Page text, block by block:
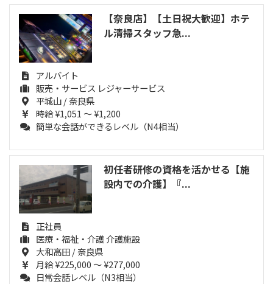
【奈良店】【土日祝大歓迎】ホテ
ル清掃スタッフ急...
アルバイト
販売・サービス レジャーサービス
平城山 / 奈良県
時給 ¥1,051 ～ ¥1,200
簡単な会話ができるレベル（N4相当）
初任者研修の資格を活かせる【施
設内での介護】『...
正社員
医療・福祉・介護 介護施設
大和高田 / 奈良県
月給 ¥225,000 ～ ¥277,000
日常会話レベル（N3相当）